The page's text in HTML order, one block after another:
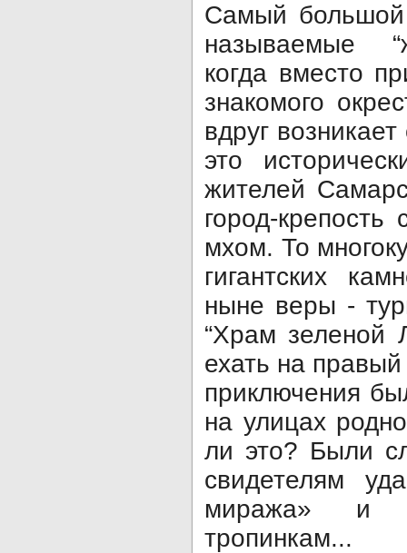
Самый большой
называемые
когда вместо
знакомого
вдруг
это
жителей
город-
мхом. То
гигантских
ныне веры -
“Храм зеленой
ехать на
приключения
на улицах
ли это? Были
свидетелям
миража» и
тропинкам...